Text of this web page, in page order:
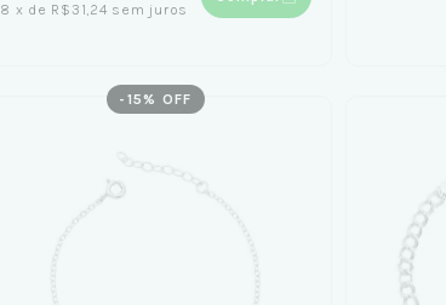
8 x de R$31,24 sem juros
- 15 % OFF